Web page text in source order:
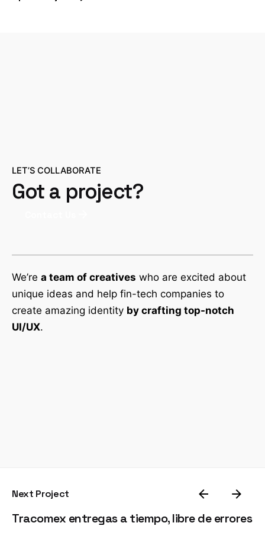
LET’S COLLABORATE
Got a project?
We’re a team of creatives who are excited about
unique ideas and help fin-tech companies to
create amazing identity by crafting top-notch
UI/UX.
Next Project
Tracomex entregas a tiempo, libre de errores